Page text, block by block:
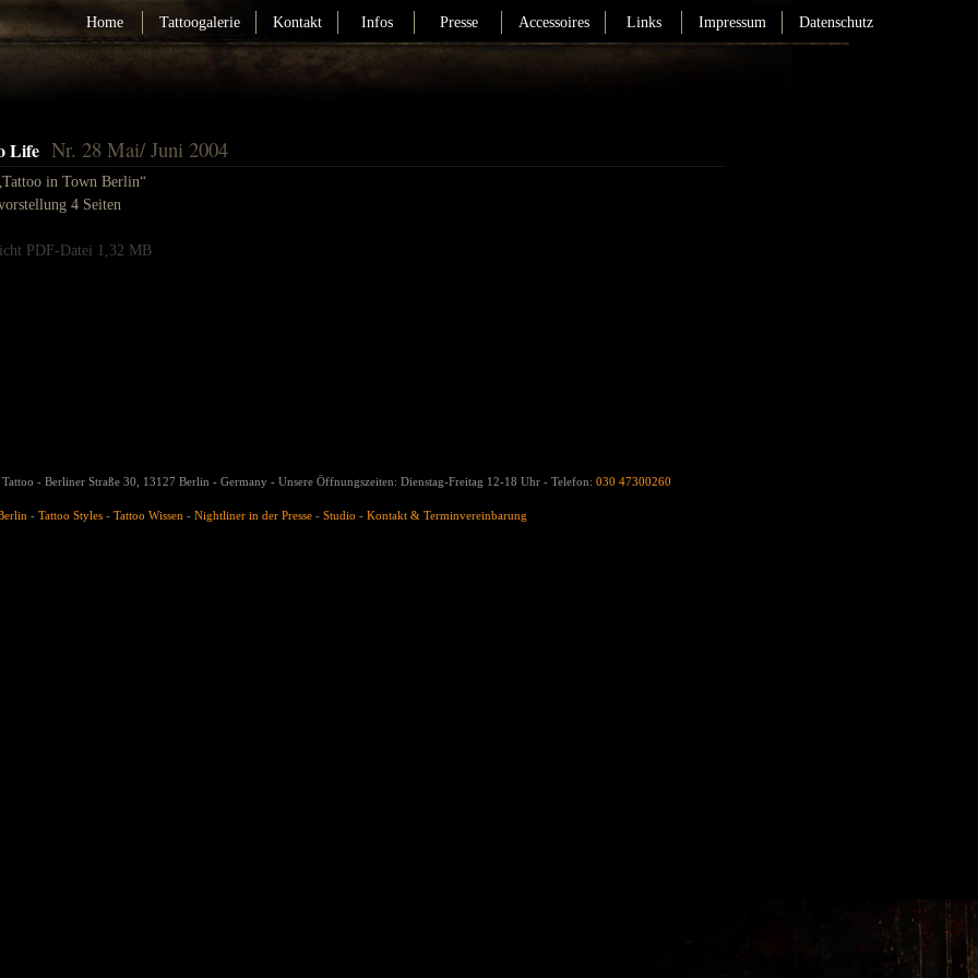
Datenschutz
Impressum
Links
Accessoires
Presse
Infos
Kontakt
Tattoogalerie
Home
Life Nr. 28 Mai/ Juni 2004
in Town Berlin“
4 Seiten
PDF-Datei 1,32 MB
- Berliner Straße 30, 13127 Berlin - Germany - Unsere Öffnungszeiten: Dienstag-Freitag 12-18 Uhr - Telefon: 030 47300260
- Tattoo Styles - Tattoo Wissen - Nightliner in der Presse - Studio - Kontakt & Terminvereinbarung